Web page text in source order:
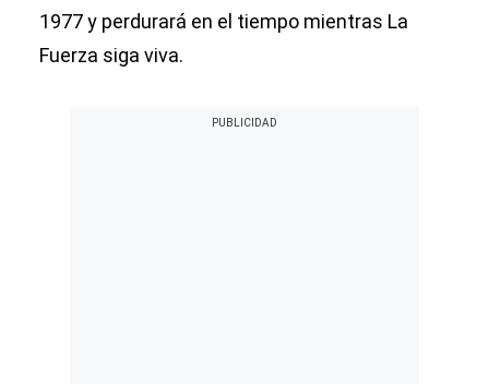
1977 y perdurará en el tiempo mientras La
Fuerza siga viva.